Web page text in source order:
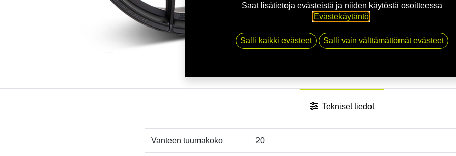
Tekniset tiedot
Vanteen tuumakoko 20
Saat lisätietoja evästeistä ja niiden käytöstä osoitteessa
Evästekäytäntö.
Salli kaikki evästeet Salli vain välttämättömät evästeet